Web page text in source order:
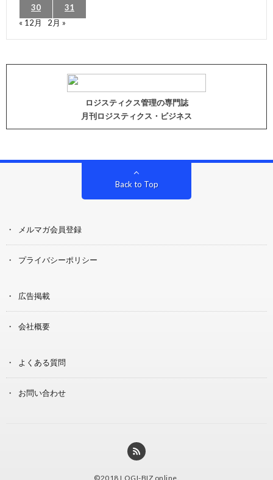
30
31
« 12月
2月 »
ロジスティクス管理の専門誌
月刊ロジスティクス・ビジネス
Back to Top
メルマガ会員登録
プライバシーポリシー
広告掲載
会社概要
よくある質問
お問い合わせ
©2018 LOGI-BIZ online